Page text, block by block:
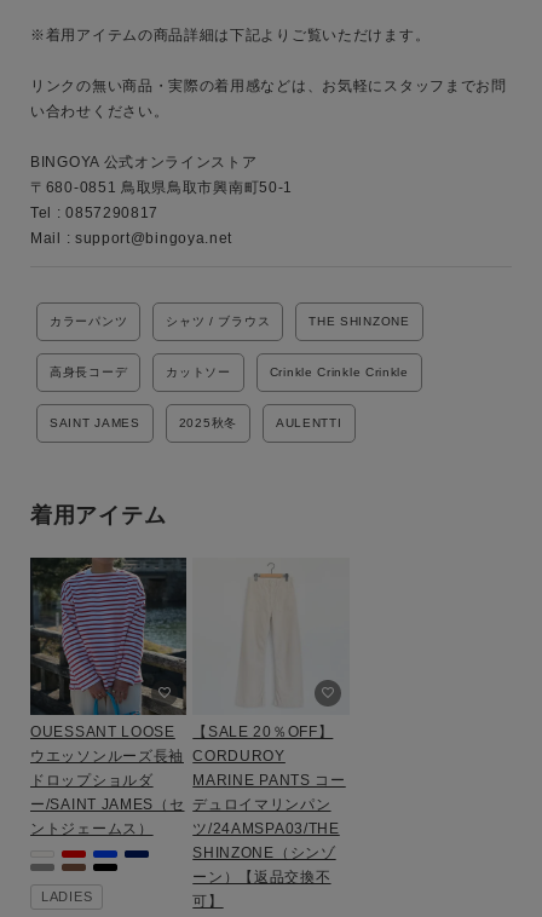
性別
MENS
カテゴリ
サイズ
※着用アイテムの商品詳細は下記よりご覧いただけます。
リンクの無い商品・実際の着用感などは、お気軽にスタッフまでお問
い合わせください。
BINGOYA 公式オンラインストア
〒680-0851 鳥取県鳥取市興南町50-1
Tel : 0857290817
Mail : support@bingoya.net
カラーパンツ シャツ / ブラウス THE SHINZONE
高身長コーデ カットソー Crinkle Crinkle Crinkle
SAINT JAMES 2025秋冬 AULENTTI
着用アイテム
OUESSANT LOOSE
ウエッソンルーズ長袖
ドロップショルダ
ー/SAINT JAMES（セ
ントジェームス）
LADIES
【SALE 20％OFF】
CORDUROY
MARINE PANTS コー
デュロイマリンパン
ツ/24AMSPA03/THE
SHINZONE（シンゾ
ーン）【返品交換不
可】